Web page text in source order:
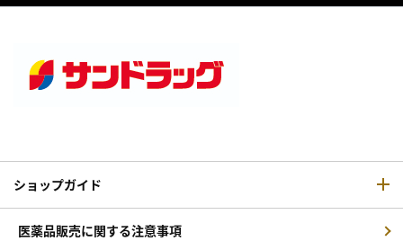
ショップガイド
医薬品販売に関する注意事項